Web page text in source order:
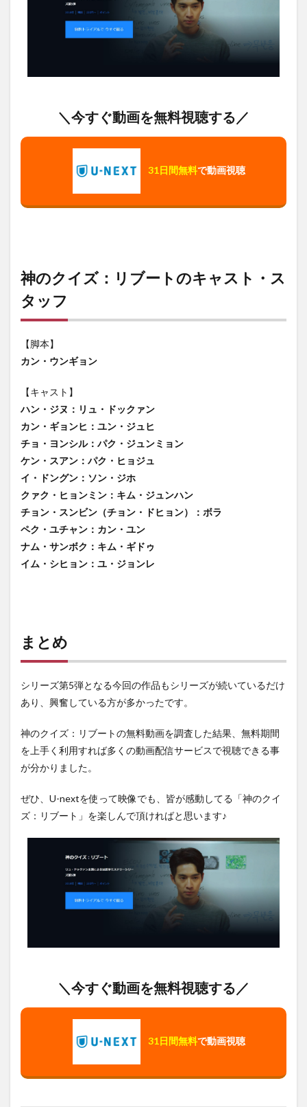
＼今すぐ動画を無料視聴する／
31日間無料で動画視聴
神のクイズ：リブートのキャスト・ス
タッフ
【脚本】
カン・ウンギョン
【キャスト】
ハン・ジヌ：リュ・ドックァン
カン・ギョンヒ：ユン・ジュヒ
チョ・ヨンシル：パク・ジュンミョン
ケン・スアン：パク・ヒョジュ
イ・ドングン：ソン・ジホ
クァク・ヒョンミン：キム・ジュンハン
チョン・スンビン（チョン・ドヒョン）：ボラ
ペク・ユチャン：カン・ユン
ナム・サンボク：キム・ギドゥ
イム・シヒョン：ユ・ジョンレ
まとめ
シリーズ第5弾となる今回の作品もシリーズが続いているだけ
あり、興奮している方が多かったです。
神のクイズ：リブートの無料動画を調査した結果、無料期間
を上手く利用すれば多くの動画配信サービスで視聴できる事
が分かりました。
ぜひ、U-nextを使って映像でも、皆が感動してる「神のクイ
ズ：リブート」を楽しんで頂ければと思います♪
＼今すぐ動画を無料視聴する／
31日間無料で動画視聴